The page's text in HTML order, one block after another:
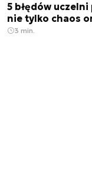
5 błędów
nie tylko chaos
3 min.